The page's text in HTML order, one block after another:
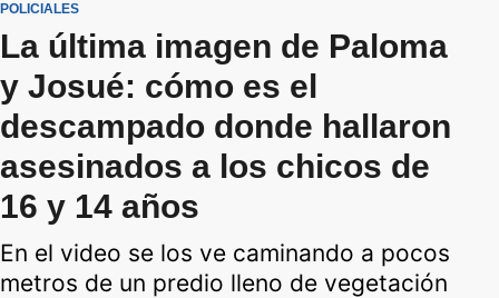
POLICIALES
La última imagen de Paloma
y Josué: cómo es el
descampado donde hallaron
asesinados a los chicos de
16 y 14 años
En el video se los ve caminando a pocos
metros de un predio lleno de vegetación